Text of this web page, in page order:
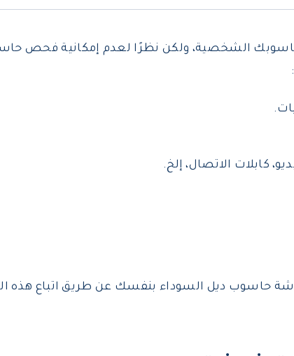
الشخصية، ولكن نظرًا لعدم إمكانية فحص
كابلات الاتصال، إلخ.
حاسوب ديل السوداء بنفسك عن طريق اتباع هذه